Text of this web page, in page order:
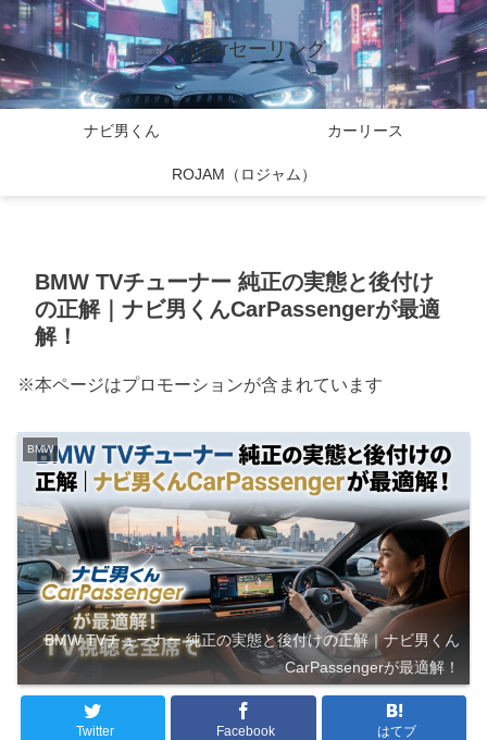
バイcarセーリング
ナビ男くん カーリース
ROJAM（ロジャム）
BMW TVチューナー 純正の実態と後付け
の正解｜ナビ男くんCarPassengerが最適
解！
※本ページはプロモーションが含まれています
BMW
BMW TVチューナー 純正の実態と後付けの正解｜ナビ男くん
CarPassengerが最適解！
Twitter Facebook はてブ